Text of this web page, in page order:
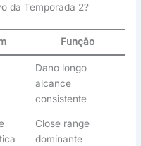
da Temporada 2?
Função
Dano longo
alcance
consistente
Close range
dominante